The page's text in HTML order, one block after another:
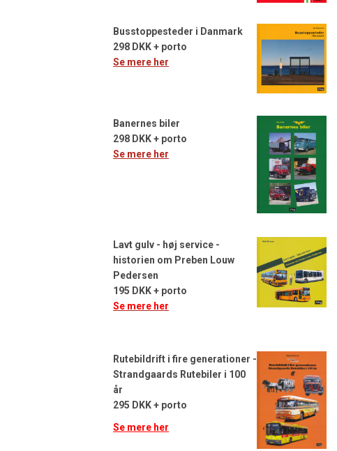
Busstoppesteder i Danmark
298 DKK + porto
Se mere her
Banernes biler
298 DKK + porto
Se mere her
Lavt gulv - høj service -
historien om Preben Louw
Pedersen
195 DKK + porto
Se mere her
Rutebildrift i fire generationer -
Strandgaards Rutebiler i 100
år
295 DKK + porto
Se mere her